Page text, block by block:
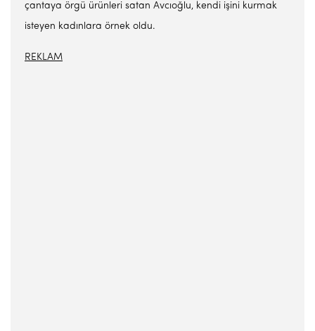
çantaya örgü ürünleri satan Avcıoğlu, kendi işini kurmak
isteyen kadınlara örnek oldu.
REKLAM